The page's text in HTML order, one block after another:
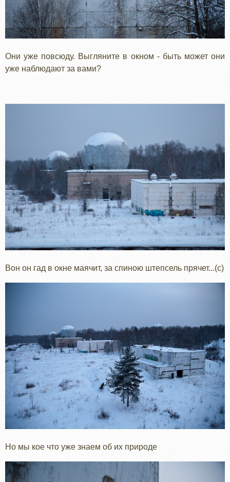
Они уже повсюду. Выгляните в окном - быть может они
уже наблюдают за вами?
Вон он гад в окне маячит, за спиною штепсель прячет...(с)
Но мы кое что уже знаем об их природе